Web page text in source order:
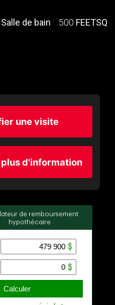
Salle de bain 500 FEETSQ
une visite
d'information